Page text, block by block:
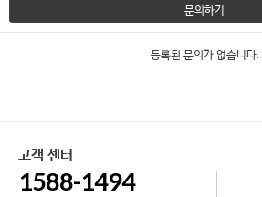
문의하기
등록된 문의가 없습니다.
고객 센터
1588-1494